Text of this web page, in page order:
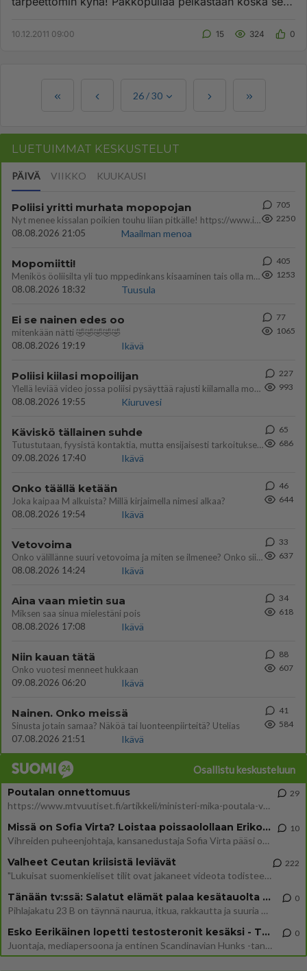
10.12.2011 09:00 15 324 0
26 /30
LUETUIMMAT KESKUSTELUT
PÄIVÄ VIIKKO KUUKAUSI
Poliisi yritti murhata mopopojan
Nyt menee kissalan poikien touhu liian pitkälle! https://www.is.fi/kotimaa/art-2000012193221.html Karu video mopomiiti
08.08.2026 21:05
Maailman menoa
705
2250
Mopomiitti!
Menikös öoliisilta yli tuo mppedinkans kisaaminen tais olla melkoinen riski vahigoittaa tarpeettomasti jopa kuolla tuoss
08.08.2026 18:32
Tuusula
405
1253
Ei se nainen edes oo
mitenkään nätti 🤣🤣🤣🤣🤣
08.08.2026 19:19
Ikävä
77
1065
Poliisi kiilasi mopoilijan
Ylellä leviää video jossa poliisi pysäyttää rajusti kiilamalla mopo pojan. Toivottavasti poliisi ottaa tuosta mallia myö
08.08.2026 19:55
Kiuruvesi
227
993
Käviskö tällainen suhde
Tutustutaan, fyysistä kontaktia, mutta ensijaisesti tarkoituksena ei ole aloittaa mitään virallista tai rikkoa mitään? E
09.08.2026 17:40
Ikävä
65
686
Onko täällä ketään
Joka kaipaa M alkuista? Millä kirjaimella nimesi alkaa?
08.08.2026 19:54
Ikävä
46
644
Vetovoima
Onko välillänne suuri vetovoima ja miten se ilmenee? Onko siitä haittaa?
08.08.2026 14:24
Ikävä
33
637
Aina vaan mietin sua
Miksen saa sinua mielestäni pois
08.08.2026 17:08
Ikävä
34
618
Niin kauan tätä
Onko vuotesi menneet hukkaan
09.08.2026 06:20
Ikävä
88
607
Nainen. Onko meissä
Sinusta jotain samaa? Näköä tai luonteenpiirteitä? Utelias
07.08.2026 21:51
Ikävä
41
584
Osallistu keskusteluun
Poutalan onnettomuus
https://www.mtvuutiset.fi/artikkeli/ministeri-mika-poutala-vakavassa-onnettomuudessa/9375980 Kumma kun jutussa ei manit
29
Missä on Sofia Virta? Loistaa poissaolollaan Erikoisjoukot uudelta kaudelta
Vihreiden puheenjohtaja, kansanedustaja Sofia Virta pääsi otsikoihin, kun tieto hänen osallistumisestaan Erikoisjoukot-k
10
Valheet Ceutan kriisistä leviävät
"Lukuisat suomenkieliset tilit ovat jakaneet videota todisteena siitä, että siirtolaisjoukot aiheuttavat edelleen Ceutas
222
Tänään tv:ssä: Salatut elämät palaa kesätauolta - Tässä hieman juonipaljastuksia
Pihlajakatu 23 B on täynnä naurua, itkua, rakkautta ja suuria salaisuuksia. Suomalaisten yksi pitkäikäisimmistä draamas
0
Esko Eerikäinen lopetti testosteronit kesäksi - Tämä ikävä vaikutus iski heti
Juontaja, mediapersoona ja entinen Scandinavian Hunks -tanssija Esko Eerikäinen on tunnettu avoimuudestaan. Nyt Eerikäi
0